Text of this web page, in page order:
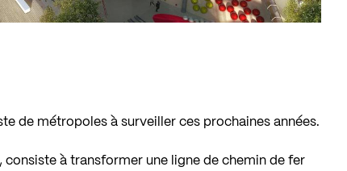
de métropoles à surveiller ces prochaines années.
, consiste à transformer une ligne de chemin de fer